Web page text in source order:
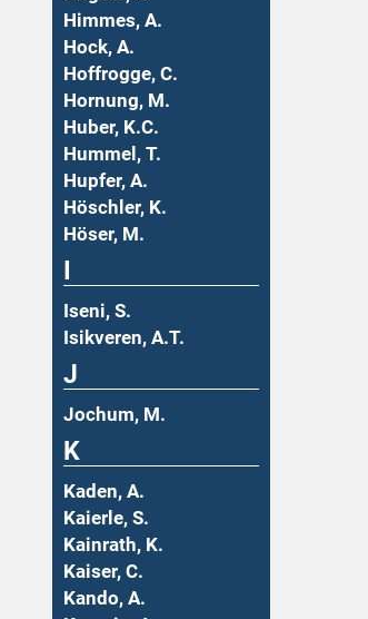
Himmes, A.
Hock, A.
Hoffrogge, C.
Hornung, M.
Huber, K.C.
Hummel, T.
Hupfer, A.
Höschler, K.
Höser, M.
Iseni, S.
Isikveren, A.T.
J
Jochum, M.
K
Kaden, A.
Kaierle, S.
Kainrath, K.
Kaiser, C.
Kando, A.